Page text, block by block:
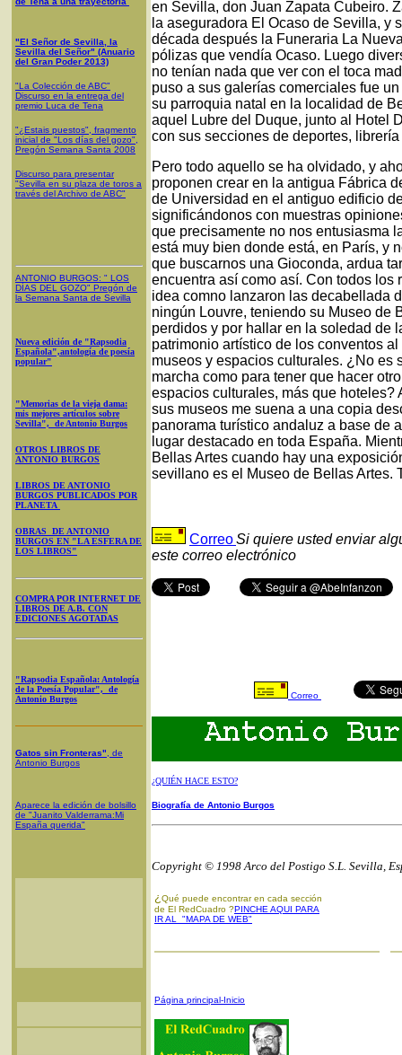
"El Señor de Sevilla, la
Sevilla del Señor" (Anuario
del Gran Poder 2013)
"La Colección de ABC"
Discurso en la entrega del
premio Luca de Tena
"¿Estais puestos", fragmento
inicial de "Los días del gozo",
Pregón Semana Santa 2008
Discurso para presentar
"Sevilla en su plaza de toros a
través del Archivo de ABC"
ANTONIO BURGOS: " LOS
DÍAS DEL GOZO" Pregón de
la Semana Santa de Sevilla
Nueva edición de "Rapsodia
Española",antología de poesía
popular"
"Memorias de la vieja dama:
mis mejores artículos sobre
Sevilla", de Antonio Burgos
OTROS LIBROS DE
ANTONIO BURGOS
LIBROS DE ANTONIO
BURGOS PUBLICADOS POR
PLANETA
OBRAS DE ANTONIO
BURGOS EN "LA ESFERA DE
LOS LIBROS"
COMPRA POR INTERNET DE
LIBROS DE A.B. CON
EDICIONES AGOTADAS
"Rapsodia Española: Antología
de la Poesía Popular", de
Antonio Burgos
Gatos sin Fronteras" , de
Antonio Burgos
Aparece la edición de bolsillo
de "Juanito Valderrama:Mi
España querida"
en Sevilla, don Juan Zapata Cubeiro.
la aseguradora El Ocaso de Sevilla, y
década después la Funeraria La
pólizas que vendía Ocaso. Luego
no tenían nada que ver con el toca
puso a sus galerías comerciales fue
su parroquia natal en la localidad de
aquel Lubre del Duque, junto al Hotel
con sus secciones de deportes,
Pero todo aquello se ha olvidado, y
proponen crear en la antigua Fábrica
de Universidad en el antiguo edificio
significándonos con muestras
que precisamente no nos entusiasma
está muy bien donde está, en París, y
que buscarnos una Gioconda, ardua
encuentra así como así. Con todos
idea comno lanzaron las decabellada
ningún Louvre, teniendo su Museo de
perdidos y por hallar en la soledad de
patrimonio artístico de los conventos
museos y espacios culturales. ¿No es
marcha como para tener que hacer
espacios culturales, más que
sus museos me suena a una copia
panorama turístico andaluz a base de
lugar destacado en toda España.
Bellas Artes cuando hay una
sevillano es el Museo de Bellas Artes.
CorreoSi quiere usted enviar
este correo electrónico
Correo
¿QUIÉN HACE ESTO?
Biografía de Antonio Burgos
Copyright © 1998 Arco del Postigo S.L. Sevilla,
¿ Qué puede encontrar en cada sección
de El RedCuadro ?PINCHE AQUI PARA
IR AL "MAPA DE WEB"
Página principal-Inicio